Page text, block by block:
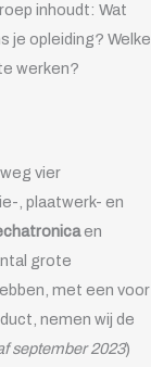
inhoudt: Wat
je opleiding? Welke
werken?
vier
, plaatwerk- en
en
grote
met een voor
nemen wij de
september 2023)